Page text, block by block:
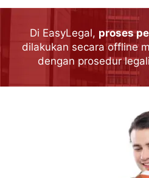
Di EasyLegal, proses
dilakukan secara offline
dengan prosedur